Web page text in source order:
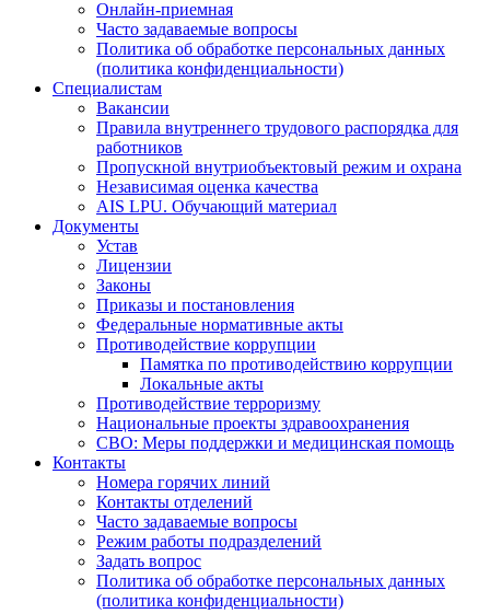
Онлайн-приемная
Часто задаваемые вопросы
Политика об обработке персональных данных
(политика конфиденциальности)
Специалистам
Вакансии
Правила внутреннего трудового распорядка для
работников
Пропускной внутриобъектовый режим и охрана
Независимая оценка качества
AIS LPU. Обучающий материал
Документы
Устав
Лицензии
Законы
Приказы и постановления
Федеральные нормативные акты
Противодействие коррупции
Памятка по противодействию коррупции
Локальные акты
Противодействие терроризму
Национальные проекты здравоохранения
СВО: Меры поддержки и медицинская помощь
Контакты
Номера горячих линий
Контакты отделений
Часто задаваемые вопросы
Режим работы подразделений
Задать вопрос
Политика об обработке персональных данных
(политика конфиденциальности)